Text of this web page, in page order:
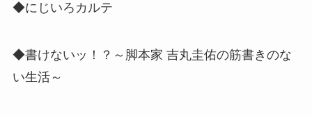
◆にじいろカルテ
◆書けないッ！？～脚本家 吉丸圭佑の筋書きのな
い生活～